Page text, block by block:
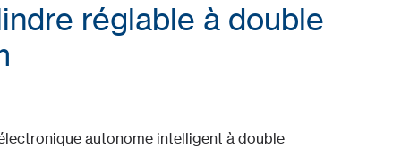
réglable à double
autonome intelligent à double